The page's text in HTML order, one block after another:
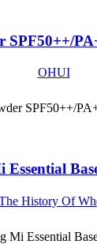
OHUI
SPF50++/
History Of
Mi Essential